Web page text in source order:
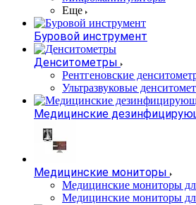
Еще
Буровой инструмент
Денситометры
Рентгеновские
Ультразвуковые
Медицинские
Медицинские мониторы
Медицинские мониторы
Медицинские мониторы